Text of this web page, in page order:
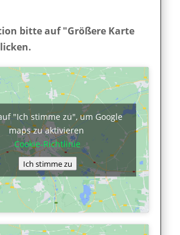
bitte auf "Größere Karte
"Ich stimme zu", um Google
maps zu aktivieren
Cookie-Richtlinie
Ich stimme zu